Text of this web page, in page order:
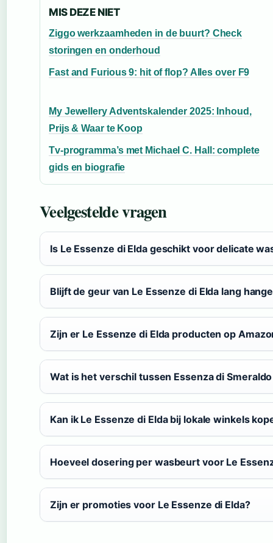
MIS DEZE NIET
Ziggo werkzaamheden in de buurt? Check
storingen en onderhoud
Fast and Furious 9: hit of flop? Alles over F9
My Jewellery Adventskalender 2025: Inhoud,
Prijs & Waar te Koop
Tv-programma’s met Michael C. Hall: complete
gids en biografie
Veelgestelde vragen
Is Le Essenze di Elda geschikt voor delicate
Blijft de geur van Le Essenze di Elda lang
Zijn er Le Essenze di Elda producten op
Wat is het verschil tussen Essenza di
Kan ik Le Essenze di Elda bij lokale winkels
Hoeveel dosering per wasbeurt voor Le
Zijn er promoties voor Le Essenze di Elda?